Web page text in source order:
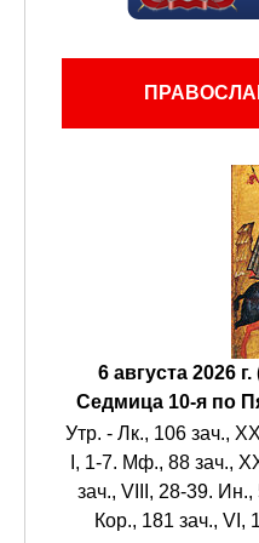
6 августа 2026
Седмица 10-я по
Утр. - Лк., 106 зач.,
I, 1-7. Мф., 88 зач.,
зач., VIII, 28-39. Ин.,
Кор., 181 зач., VI,